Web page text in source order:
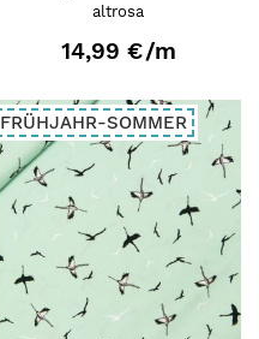
altrosa
14,99 €/m
FRÜHJAHR-SOMMER